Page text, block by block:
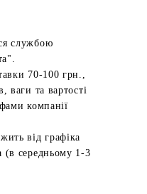
службою
70-100 грн.,
ваги та вартості
компанії
від графіка
(в середньому 1-3